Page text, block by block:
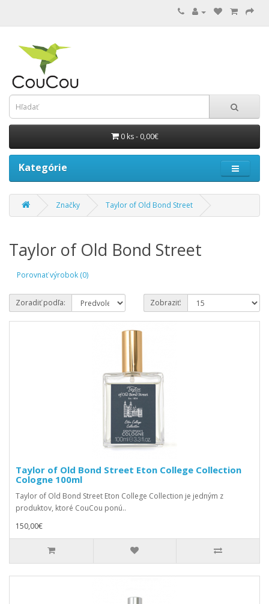
0 ks - 0,00€
Kategórie
Značky Taylor of Old Bond Street
Taylor of Old Bond Street
Porovnať výrobok (0)
Zoradiť podľa: Zobraziť:
Taylor of Old Bond Street Eton College Collection
Cologne 100ml
Taylor of Old Bond Street Eton College Collection je jedným z
produktov, ktoré CouCou ponú..
150,00€